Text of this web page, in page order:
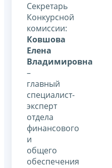
Секретарь
Конкурсной
комиссии:
Ковшова
Елена
Владимировна
–
главный
специалист-
эксперт
отдела
финансового
и
общего
обеспечения